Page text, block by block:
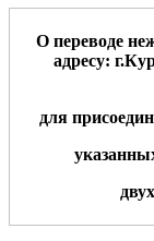
О переводе
адресу:
для
у
двух